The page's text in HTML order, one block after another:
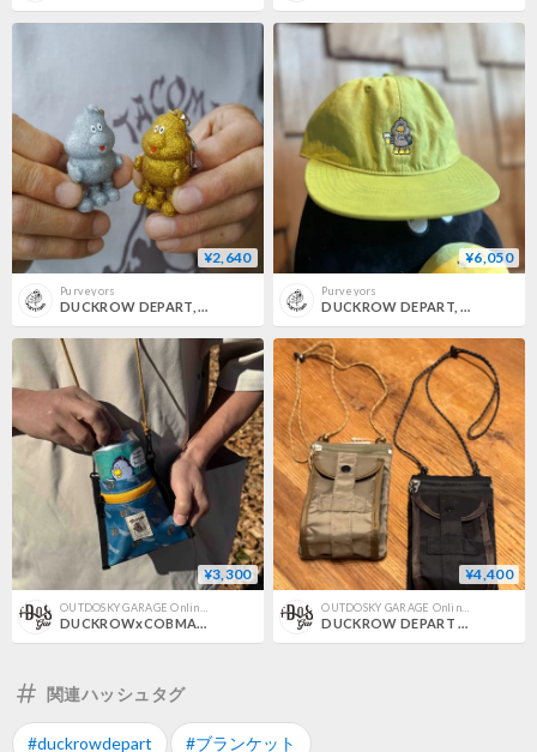
¥2,640
Purveyors
DUCKROW DEPART, FIGURE KEY HOLDER(メタルラメ)
¥6,050
Purveyors
DUCKROW DEPART, DUCKROW 刺繍 FLAT.V CAP
¥3,300 ¥4,400
OUTDOSKY GARAGE Online Store
関連ハッシュタグ
#duckrowdepart #ブランケット